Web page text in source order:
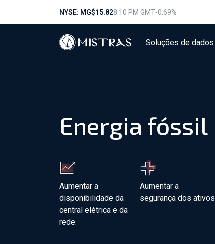
NYSE: MG$15.828:10 PM GMT-0.69%
Soluções de dados
Energia fóssil
Aumentar a
disponibilidade da
central elétrica e da
rede.
Aumentar a
segurança dos ativos